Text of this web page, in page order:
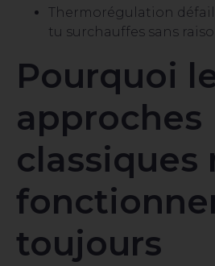
Thermorégulation
tu surchauffes sans
Pourquoi
approches
classiques
toujours